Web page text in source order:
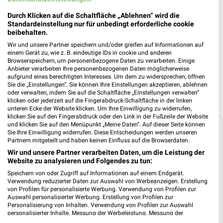
Kaufland Prospekt für Dortmund ab Do.
den 06.08.
Gültig von 06. Aug. bis 12. Aug.
📅 Kalendereintrag erstellen
PROSPEKT BLÄTTERN
Weitere Angebote von Kaufland
Angebote aus dem Kaufland Prospekt
vom 06.08.
Im aktuellen Prospekt von Kaufland findest Du unter
anderem Angebote zum ThemaWein,KäseundBier
Wein Angebote
Durch Klicken auf die Schaltfläche „Ablehnen“ wird die
Standardeinstellung nur für unbedingt erforderliche cookie
beibehalten.
Wir und unsere Partner speichern und/oder greifen auf Informationen auf
einem Gerät zu, wie z. B. eindeutige IDs in cookie und anderen
Browserspeichern, um personenbezogene Daten zu verarbeiten. Einige
Anbieter verarbeiten Ihre personenbezogenen Daten möglicherweise
aufgrund eines berechtigten Interesses. Um dem zu widersprechen, öffnen
Sie die „Einstellungen“. Sie können Ihre Einstellungen akzeptieren, ablehnen
oder verwalten, indem Sie auf die Schaltfläche „Einstellungen verwalten“
klicken oder jederzeit auf die Fingerabdruck-Schaltfläche in der linken
unteren Ecke der Website klicken. Um Ihre Einwilligung zu widerrufen,
klicken Sie auf den Fingerabdruck oder den Link in der Fußzeile der Website
und klicken Sie auf den Menüpunkt „Meine Daten“. Auf dieser Seite können
Sie Ihre Einwilligung widerrufen. Diese Entscheidungen werden unseren
Partnern mitgeteilt und haben keinen Einfluss auf die Browserdaten.
Wir und unsere Partner verarbeiten Daten, um die Leistung der
Website zu analysieren und Folgendes zu tun:
Speichern von oder Zugriff auf Informationen auf einem Endgerät.
Verwendung reduzierter Daten zur Auswahl von Werbeanzeigen. Erstellung
von Profilen für personalisierte Werbung. Verwendung von Profilen zur
Auswahl personalisierter Werbung. Erstellung von Profilen zur
Personalisierung von Inhalten. Verwendung von Profilen zur Auswahl
personalisierter Inhalte. Messung der Werbeleistung. Messung der